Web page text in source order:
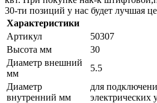
30-ти позиций у нас будет лучшая
Характеристики
Артикул
50307
Высота мм
30
Диаметр внешний
мм
5.5
Диаметр
внутренний мм
для
электрических